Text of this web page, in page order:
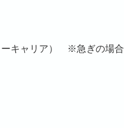
キャリア） ※急ぎの場合